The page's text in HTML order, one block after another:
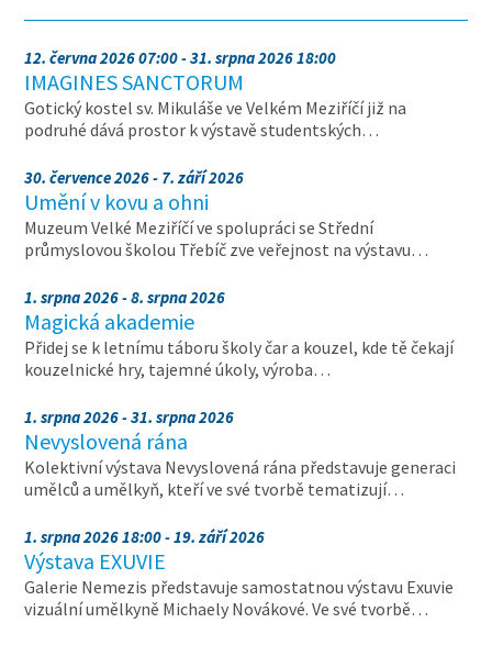
12. června 2026 07:00 - 31. srpna 2026 18:00
IMAGINES SANCTORUM
Gotický kostel sv. Mikuláše ve Velkém Meziříčí již na
podruhé dává prostor k výstavě studentských…
30. července 2026 - 7. září 2026
Umění v kovu a ohni
Muzeum Velké Meziříčí ve spolupráci se Střední
průmyslovou školou Třebíč zve veřejnost na výstavu…
1. srpna 2026 - 8. srpna 2026
Magická akademie
Přidej se k letnímu táboru školy čar a kouzel, kde tě čekají
kouzelnické hry, tajemné úkoly, výroba…
1. srpna 2026 - 31. srpna 2026
Nevyslovená rána
Kolektivní výstava Nevyslovená rána představuje generaci
umělců a umělkyň, kteří ve své tvorbě tematizují…
1. srpna 2026 18:00 - 19. září 2026
Výstava EXUVIE
Galerie Nemezis představuje samostatnou výstavu Exuvie
vizuální umělkyně Michaely Novákové. Ve své tvorbě…